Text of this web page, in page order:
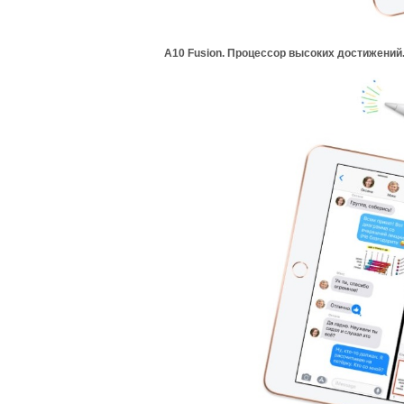
A10 Fusion. Процессор высоких достижений.